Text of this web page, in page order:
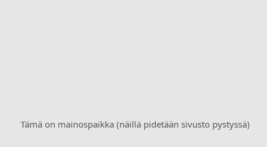
Tämä on mainospaikka (näillä pidetään sivusto pystyssä)